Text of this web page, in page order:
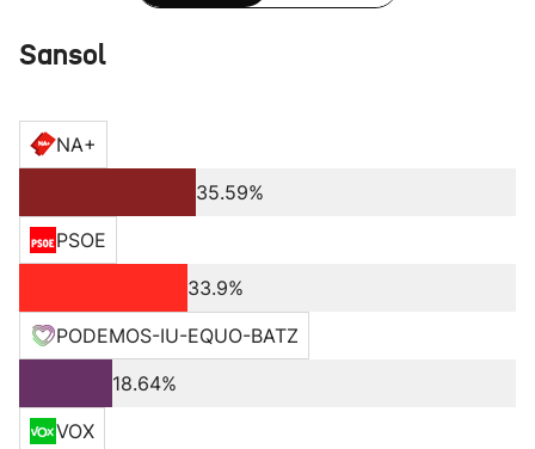
Sansol
NA+
35.59%
PSOE
33.9%
PODEMOS-IU-EQUO-BATZ
18.64%
VOX